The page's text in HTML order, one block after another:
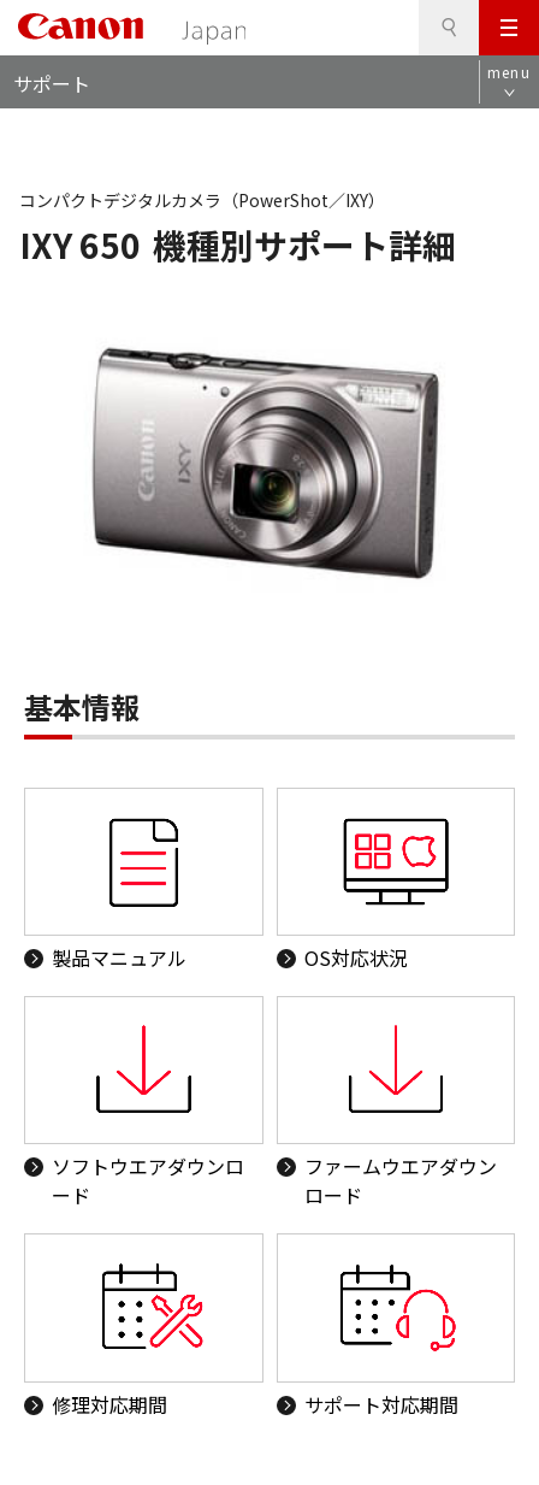
メ
ニ
ュ
サポート menu
IXY 650 機種別サポート詳細
コンパクトデジタルカメラ（PowerShot／IXY）
基本情報
製品マニュアル OS対応状況
ソフトウエアダウンロ
ード
ファームウエアダウン
ロード
修理対応期間 サポート対応期間